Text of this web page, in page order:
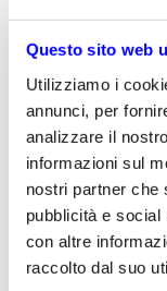
Questo sito web
Utilizziamo i
annunci, per
analizzare il
informazioni sul
nostri partner che
pubblicità e social
con altre
raccolto dal suo
Rassegna
Industria
TopTrade
TecnoGazzetta